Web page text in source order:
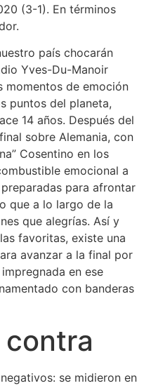
(3-1). En términos
país chocarán
Yves-Du-Manoir
momentos de emoción
puntos del planeta,
14 años. Después del
sobre Alemania, con
Cosentino en los
emocional a
para afrontar
que a lo largo de la
que alegrías. Así y
favoritas, existe una
avanzar a la final por
en ese
con banderas
contra
se midieron en